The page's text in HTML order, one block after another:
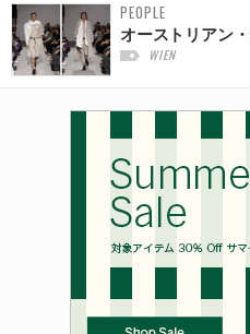
PEOPLE
オーストリアン
WIEN